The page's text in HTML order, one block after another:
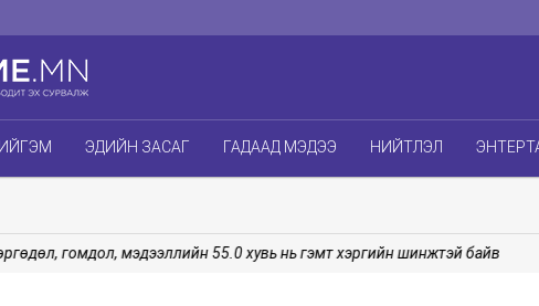
ЭДИЙН ЗАСАГ ГАДААД МЭДЭЭ НИЙТЛЭЛ
гомдол, мэдээллийн 55.0 хувь нь гэмт хэргийн шинжтэй байв